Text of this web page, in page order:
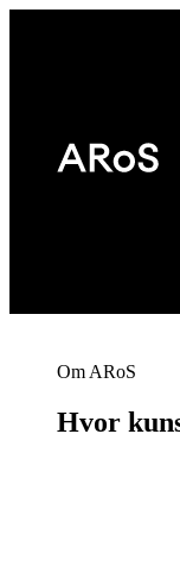
Om ARoS
Hvor